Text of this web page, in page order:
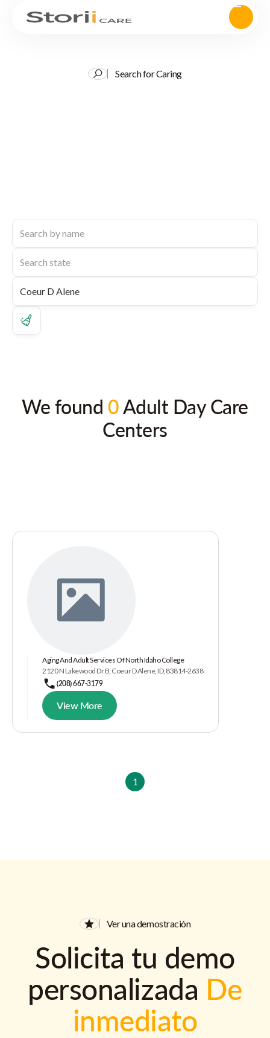
Search for Caring
We found 0Adult Day Care
Centers
Aging And Adult Services Of North Idaho College
2120 N Lakewood Dr B, Coeur D Alene, ID, 83814-2638
(208) 667-3179
View More
1
Ver una demostración
Solicita tu demo
personalizada De
inmediato